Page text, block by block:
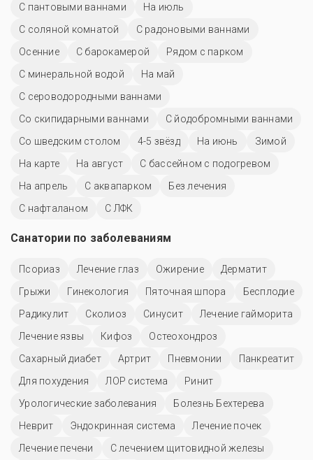
С пантовыми ваннами
На июль
С соляной комнатой
С радоновыми ваннами
Осенние
С барокамерой
Рядом с парком
С минеральной водой
На май
С сероводородными ваннами
Со скипидарными ваннами
С йодобромными ваннами
Со шведским столом
4-5 звёзд На июнь
Зимой
На карте
На август
С бассейном с подогревом
На апрель
С аквапарком
Без лечения
С нафталаном
С ЛФК
Санатории по заболеваниям
Псориаз Лечение глаз Ожирение
Дерматит
Грыжи
Гинекология Пяточная шпора
Бесплодие
Радикулит
Сколиоз Синусит
Лечение гайморита
Лечение язвы
Кифоз
Остеохондроз
Сахарный диабет
Артрит Пневмонии
Панкреатит
Для похудения
ЛОР система
Ринит
Урологические заболевания
Болезнь Бехтерева
Неврит
Эндокринная система
Лечение почек
Лечение печени
С лечением щитовидной железы